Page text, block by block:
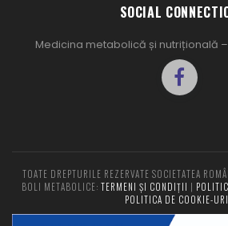
SOCIAL
Medicina metabolică și nutrițională
TOATE DREPTURILE REZERVATE SOCIETATEA
BOLI METABOLICE: TERMENI ȘI CONDIȚII |
POLITICA DE COOKIE-URI